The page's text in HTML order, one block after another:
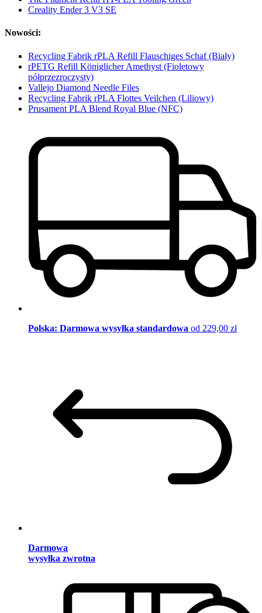
Creality Ender 3 V3 SE
Nowości:
Recycling Fabrik rPLA Refill Flauschiges Schaf (Biały)
rPETG Refill Königlicher Amethyst (Fioletowy
półprzezroczysty)
Vallejo Diamond Needle Files
Recycling Fabrik rPLA Flottes Veilchen (Liliowy)
Prusament PLA Blend Royal Blue (NFC)
Polska: Darmowa wysyłka standardowa od 229,00 zł
Darmowa
wysyłka zwrotna